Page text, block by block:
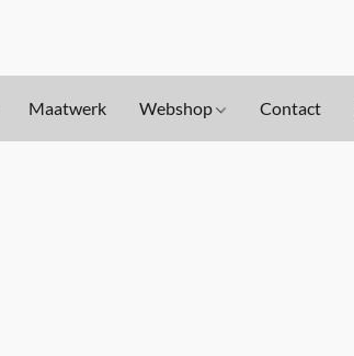
Maatwerk Webshop Contact